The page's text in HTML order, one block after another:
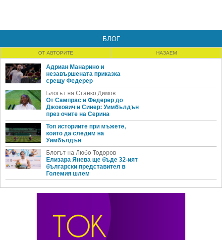
БЛОГ
ОТ АВТОРИТЕ НАЗАЕМ
Адриан Манарино и
незавършената приказка
срещу Федерер
Блогът на Станко Димов
От Сампрас и Федерер до
Джокович и Синер: Уимбълдън
през очите на Серина
Топ историите при мъжете,
които да следим на
Уимбълдън
Блогът на Любо Тодоров
Елизара Янева ще бъде 32-ият
български представител в
Големия шлем